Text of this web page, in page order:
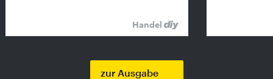
Handel
zur Ausgabe